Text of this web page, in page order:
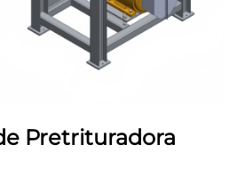
Pretrituradora